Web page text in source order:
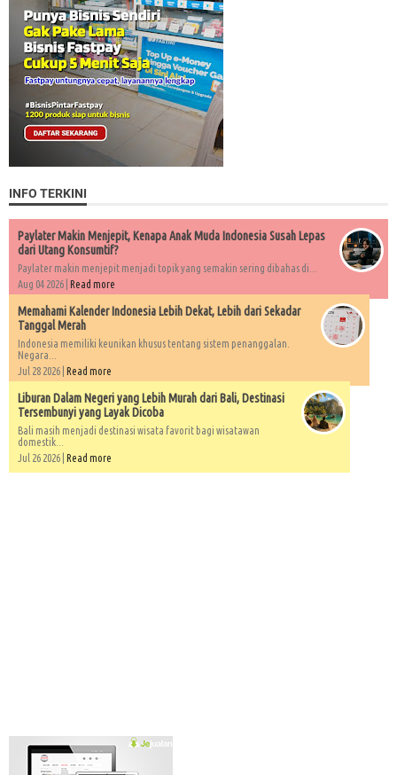
INFO TERKINI
Paylater Makin Menjepit, Kenapa Anak Muda Indonesia Susah Lepas
dari Utang Konsumtif?
Paylater makin menjepit menjadi topik yang semakin sering dibahas di...
Aug 04 2026 | Read more
Memahami Kalender Indonesia Lebih Dekat, Lebih dari Sekadar
Tanggal Merah
Indonesia memiliki keunikan khusus tentang sistem penanggalan.
Negara...
Jul 28 2026 | Read more
Liburan Dalam Negeri yang Lebih Murah dari Bali, Destinasi
Tersembunyi yang Layak Dicoba
Bali masih menjadi destinasi wisata favorit bagi wisatawan
domestik...
Jul 26 2026 | Read more